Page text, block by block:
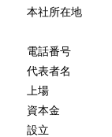
本社所在地
電話番号
代表者名
上場
資本金
設立